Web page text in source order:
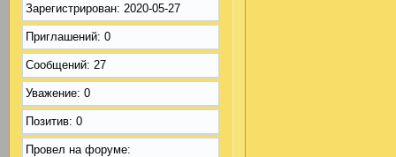
Зарегистрирован: 2020-05-27
Приглашений: 0
Сообщений: 27
Уважение: 0
Позитив: 0
Провел на форуме: